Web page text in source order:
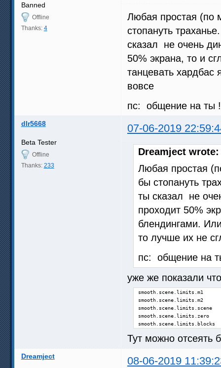
Banned
Offline
Thanks: 4
Любая простая (по
стопануть
сказал не очень
50% экрана, то и
танцевать хардбас
вовсе
пс: общение на ты
dlr5668 07-06-2019
Beta Tester
Offline
Thanks: 233
Dreamject wrote:
Любая простая
бы стопануть
ты сказал не
проходит 50%
блендингами.
то лучше их не
пс: общение на
уже же показали
smooth.scene.limits.m1
smooth.scene.limits.m2
smooth.scene.limits.zero
Тут можно отсеять
Dreamject 08-06-2019